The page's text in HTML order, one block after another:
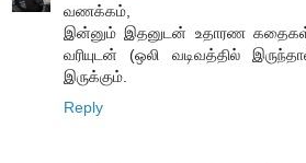
வணக்கம்,
இன்னும் இதனுடன் உதாரண கதைகள்
வரியுடன் (ஒலி வடிவத்தில்
இருக்கும்.
Reply